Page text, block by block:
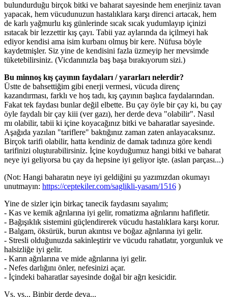
bulundurduğu birçok bitki ve baharat sayesinde hem enerjiniz tavan
yapacak, hem vücudunuzun hastalıklara karşı direnci artacak, hem
de karlı yağmurlu kış günlerinde sıcak sıcak yudumlayıp içinizi
ısıtacak bir lezzettir kış çayı. Tabii yaz aylarında da içilmeyi hak
ediyor kendisi ama isim kurbanı olmuş bir kere. Nüfusa böyle
kaydetmişler. Siz yine de kendisini fazla üzmeyip her mevsimde
tüketebilirsiniz. (Vicdanınızla baş başa bırakıyorum sizi.)
Bu minnoş kış çayının faydaları / yararları nelerdir?
Üstte de bahsettiğim gibi enerji vermesi, vücuda direnç
kazandırması, farklı ve hoş tadı, kış çayının başlıca faydalarından.
Fakat tek faydası bunlar değil elbette. Bu çay öyle bir çay ki, bu çay
öyle faydalı bir çay kiii (ver gazı), her derde deva "olabilir". Nasıl
mı olabilir, tabii ki içine koyacağınız bitki ve baharatlar sayesinde.
Aşağıda yazılan "tariflere" baktığınız zaman zaten anlayacaksınız.
Birçok tarifi olabilir, hatta kendiniz de damak tadınıza göre kendi
tarifinizi oluşturabilirsiniz. İçine koyduğumuz hangi bitki ve baharat
neye iyi geliyorsa bu çay da hepsine iyi geliyor işte. (aslan parçası...)
(Not: Hangi baharatın neye iyi geldiğini şu yazımızdan okumayı
unutmayın: https://ceptekiler.com/saglikli-yasam/1516 )
Yine de sizler için birkaç tanecik faydasını sayalım;
- Kas ve kemik ağrılarına iyi gelir, romatizma ağrılarını hafifletir.
- Bağışıklık sistemini güçlendirerek vücudu hastalıklara karşı korur.
- Balgam, öksürük, burun akıntısı ve boğaz ağrılarına iyi gelir.
- Stresli olduğunuzda sakinleştirir ve vücudu rahatlatır, yorgunluk ve
halsizliğe iyi gelir.
- Karın ağrılarına ve mide ağrılarına iyi gelir.
- Nefes darlığını önler, nefesinizi açar.
- İçindeki baharatlar sayesinde doğal bir ağrı kesicidir.
Vs. vs... Binbir derde deva...